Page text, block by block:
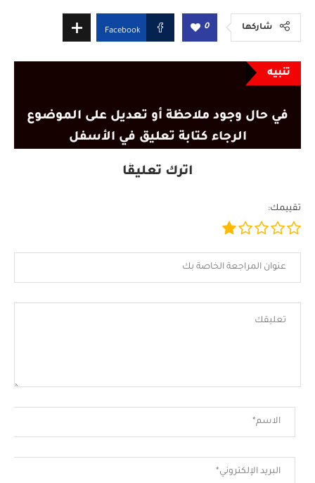
شاركها 0
Facebook
تنبيه
في حال وجود ملاحظة أو تعديل على الموضوع
الرجاء كتابة تعليق في الأسفل
اترك تعليقًا
تقييمك: